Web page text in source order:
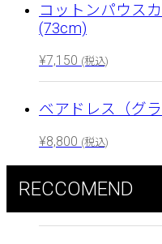
コットンパウス
(73cm)
¥7,150 (税込)
ベアドレス（グ
¥8,800 (税込)
RECCOMEND